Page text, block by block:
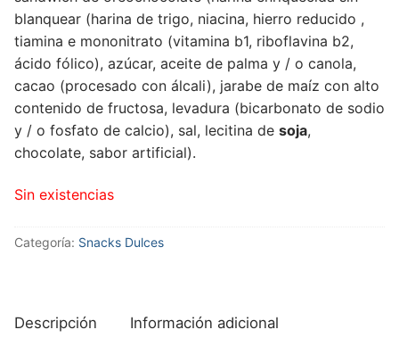
blanquear (harina de trigo, niacina, hierro reducido ,
tiamina e mononitrato (vitamina b1, riboflavina b2,
ácido fólico), azúcar, aceite de palma y / o canola,
cacao (procesado con álcali), jarabe de maíz con alto
contenido de fructosa, levadura (bicarbonato de sodio
y / o fosfato de calcio), sal, lecitina de soja,
chocolate, sabor artificial).
Sin existencias
Categoría: Snacks Dulces
Descripción Información adicional